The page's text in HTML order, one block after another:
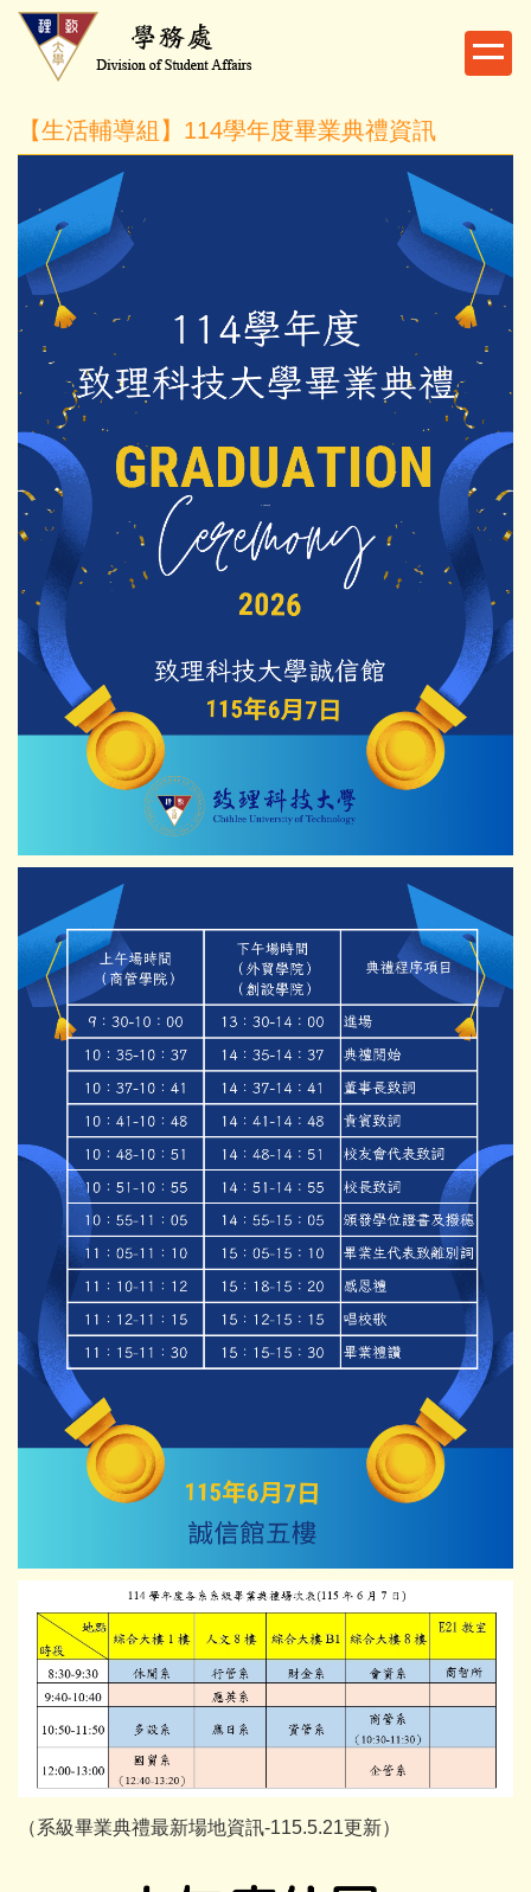
跳
容
【生活輔導組】114學年度畢業典禮資訊
（系級畢業典禮最新場地資訊-115.5.21更新）